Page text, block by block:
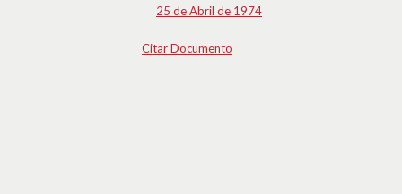
25 de Abril de 1974
Citar Documento